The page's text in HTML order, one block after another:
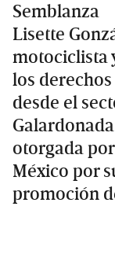
Semblanza
Lisette
motociclista
los
desde el
otorgada
México por
promoción